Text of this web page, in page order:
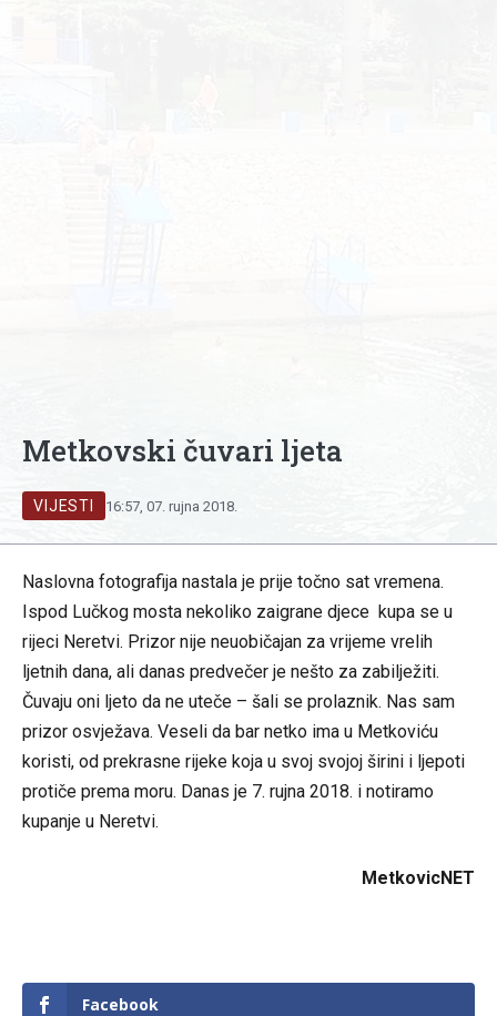
Metkovski čuvari ljeta
VIJESTI 16:57, 07. rujna 2018.
Naslovna fotografija nastala je prije točno sat vremena.
Ispod Lučkog mosta nekoliko zaigrane djece kupa se u
rijeci Neretvi. Prizor nije neuobičajan za vrijeme vrelih
ljetnih dana, ali danas predvečer je nešto za zabilježiti.
Čuvaju oni ljeto da ne uteče – šali se prolaznik. Nas sam
prizor osvježava. Veseli da bar netko ima u Metkoviću
koristi, od prekrasne rijeke koja u svoj svojoj širini i ljepoti
protiče prema moru. Danas je 7. rujna 2018. i notiramo
kupanje u Neretvi.
MetkovicNET
Facebook